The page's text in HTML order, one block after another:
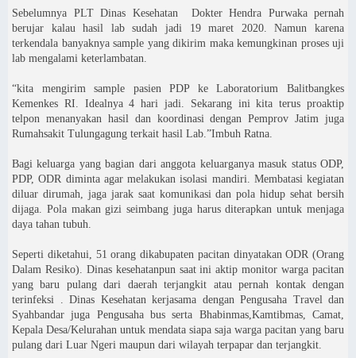
Sebelumnya PLT Dinas Kesehatan Dokter Hendra Purwaka pernah
berujar kalau hasil lab sudah jadi 19 maret 2020. Namun karena
terkendala banyaknya sample yang dikirim maka kemungkinan proses uji
lab mengalami keterlambatan.
“kita mengirim sample pasien PDP ke Laboratorium Balitbangkes
Kemenkes RI. Idealnya 4 hari jadi. Sekarang ini kita terus proaktip
telpon menanyakan hasil dan koordinasi dengan Pemprov Jatim juga
Rumahsakit Tulungagung terkait hasil Lab.”Imbuh Ratna.
Bagi keluarga yang bagian dari anggota keluarganya masuk status ODP,
PDP, ODR diminta agar melakukan isolasi mandiri. Membatasi kegiatan
diluar dirumah, jaga jarak saat komunikasi dan pola hidup sehat bersih
dijaga. Pola makan gizi seimbang juga harus diterapkan untuk menjaga
daya tahan tubuh.
Seperti diketahui, 51 orang dikabupaten pacitan dinyatakan ODR (Orang
Dalam Resiko). Dinas kesehatanpun saat ini aktip monitor warga pacitan
yang baru pulang dari daerah terjangkit atau pernah kontak dengan
terinfeksi . Dinas Kesehatan kerjasama dengan Pengusaha Travel dan
Syahbandar juga Pengusaha bus serta Bhabinmas,Kamtibmas, Camat,
Kepala Desa/Kelurahan untuk mendata siapa saja warga pacitan yang baru
pulang dari Luar Ngeri maupun dari wilayah terpapar dan terjangkit.